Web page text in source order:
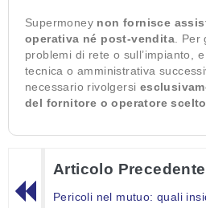
Supermoney non fornisce
operativa né post-vendita. Per
problemi di rete o sull’impianto,
tecnica o amministrativa
necessario rivolgersi
del fornitore o operatore scelto
Articolo Precedente
Pericoli nel mutuo: quali